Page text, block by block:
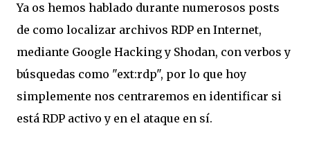
Ya os hemos hablado durante numerosos posts
de como localizar archivos RDP en Internet,
mediante Google Hacking y Shodan, con verbos y
búsquedas como "ext:rdp", por lo que hoy
simplemente nos centraremos en identificar si
está RDP activo y en el ataque en sí.